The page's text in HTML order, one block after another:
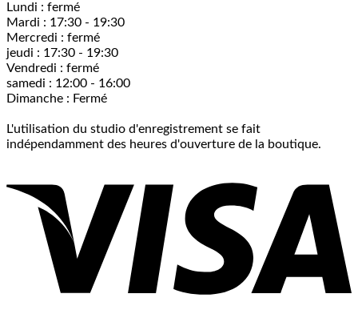
Lundi : fermé
Mardi : 17:30 - 19:30
Mercredi : fermé
jeudi : 17:30 - 19:30
Vendredi : fermé
samedi : 12:00 - 16:00
Dimanche : Fermé
L'utilisation du studio d'enregistrement se fait
indépendamment des heures d'ouverture de la boutique.